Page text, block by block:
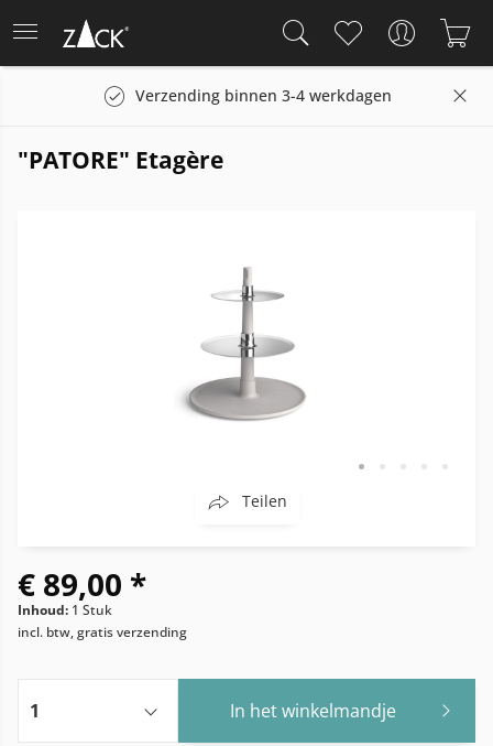
Verzending binnen 3-4 werkdagen
"PATORE" Etagère
Teilen
€ 89,00 *
Inhoud: 1 Stuk
incl. btw, gratis verzending
In het winkelmandje